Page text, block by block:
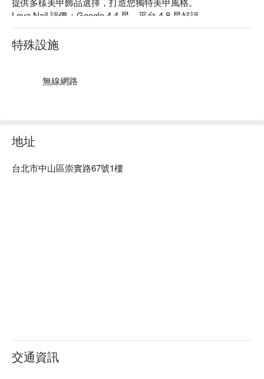
Love Nail 評價：Google 4.4 星、平台 4.8 星好評
Love Nail 服務：主打手基礎保養、熱蜜蠟腋下除毛。
Love Nail 推薦：選用美國知名品牌 Cuccio 系列的保養商品，
讓每位顧客的雙手美麗時尚，也不用擔心化學藥品帶來的傷
愛手愛腳 Love Nail 預約、愛手愛腳 Love Nail 價格立刻查看⬇︎
特殊設施
無線網路
地址
台北市中山區崇實路67號1樓
交通資訊